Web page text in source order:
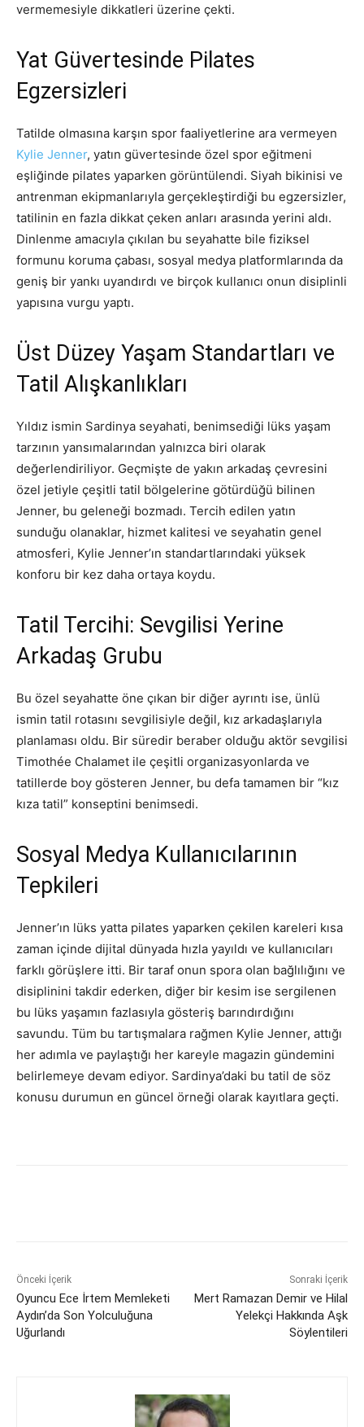
vermemesiyle dikkatleri üzerine çekti.
Yat Güvertesinde Pilates
Egzersizleri
Tatilde olmasına karşın spor faaliyetlerine ara vermeyen
Kylie Jenner, yatın güvertesinde özel spor eğitmeni
eşliğinde pilates yaparken görüntülendi. Siyah bikinisi ve
antrenman ekipmanlarıyla gerçekleştirdiği bu egzersizler,
tatilinin en fazla dikkat çeken anları arasında yerini aldı.
Dinlenme amacıyla çıkılan bu seyahatte bile fiziksel
formunu koruma çabası, sosyal medya platformlarında da
geniş bir yankı uyandırdı ve birçok kullanıcı onun disiplinli
yapısına vurgu yaptı.
Üst Düzey Yaşam Standartları ve
Tatil Alışkanlıkları
Yıldız ismin Sardinya seyahati, benimsediği lüks yaşam
tarzının yansımalarından yalnızca biri olarak
değerlendiriliyor. Geçmişte de yakın arkadaş çevresini
özel jetiyle çeşitli tatil bölgelerine götürdüğü bilinen
Jenner, bu geleneği bozmadı. Tercih edilen yatın
sunduğu olanaklar, hizmet kalitesi ve seyahatin genel
atmosferi, Kylie Jenner’ın standartlarındaki yüksek
konforu bir kez daha ortaya koydu.
Tatil Tercihi: Sevgilisi Yerine
Arkadaş Grubu
Bu özel seyahatte öne çıkan bir diğer ayrıntı ise, ünlü
ismin tatil rotasını sevgilisiyle değil, kız arkadaşlarıyla
planlaması oldu. Bir süredir beraber olduğu aktör sevgilisi
Timothée Chalamet ile çeşitli organizasyonlarda ve
tatillerde boy gösteren Jenner, bu defa tamamen bir “kız
kıza tatil” konseptini benimsedi.
Sosyal Medya Kullanıcılarının
Tepkileri
Jenner’ın lüks yatta pilates yaparken çekilen kareleri kısa
zaman içinde dijital dünyada hızla yayıldı ve kullanıcıları
farklı görüşlere itti. Bir taraf onun spora olan bağlılığını ve
disiplinini takdir ederken, diğer bir kesim ise sergilenen
bu lüks yaşamın fazlasıyla gösteriş barındırdığını
savundu. Tüm bu tartışmalara rağmen Kylie Jenner, attığı
her adımla ve paylaştığı her kareyle magazin gündemini
belirlemeye devam ediyor. Sardinya’daki bu tatil de söz
konusu durumun en güncel örneği olarak kayıtlara geçti.
Önceki İçerik
Oyuncu Ece İrtem Memleketi
Aydın’da Son Yolculuğuna
Uğurlandı
Sonraki İçerik
Mert Ramazan Demir ve Hilal
Yelekçi Hakkında Aşk
Söylentileri